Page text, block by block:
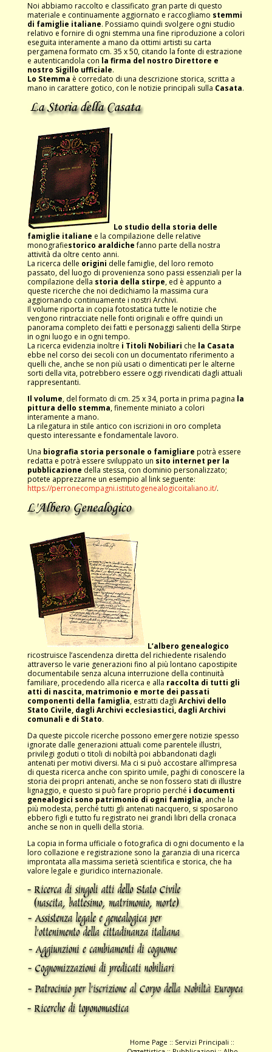
Noi abbiamo raccolto e classificato gran parte di questo
materiale e continuamente aggiornato e raccogliamo stemmi
di famiglie italiane. Possiamo quindi svolgere ogni studio
relativo e fornire di ogni stemma una fine riproduzione a colori
eseguita interamente a mano da ottimi artisti su carta
pergamena formato cm. 35 x 50, citando la fonte di estrazione
e autenticandola con la firma del nostro Direttore e
nostro Sigillo ufficiale.
Lo Stemma è corredato di una descrizione storica, scritta a
mano in carattere gotico, con le notizie principali sulla Casata.
Lo studio della storia delle
famiglie italiane e la compilazione delle relative
monografiestorico araldichefanno parte della nostra
attività da oltre cento anni.
La ricerca delle origini delle famiglie, del loro remoto
passato, del luogo di provenienza sono passi essenziali per la
compilazione della storia della stirpe, ed è appunto a
queste ricerche che noi dedichiamo la massima cura
aggiornando continuamente i nostri Archivi.
Il volume riporta in copia fotostatica tutte le notizie che
vengono rintracciate nelle fonti originali e offre quindi un
panorama completo dei fatti e personaggi salienti della Stirpe
in ogni luogo e in ogni tempo.
La ricerca evidenzia inoltre i Titoli Nobiliari che la Casata
ebbe nel corso dei secoli con un documentato riferimento a
quelli che, anche se non più usati o dimenticati per le alterne
sorti della vita, potrebbero essere oggi rivendicati dagli attuali
rappresentanti.
Il volume, del formato di cm. 25 x 34, porta in prima pagina la
pittura dello stemma, finemente miniato a colori
interamente a mano.
La rilegatura in stile antico con iscrizioni in oro completa
questo interessante e fondamentale lavoro.
Una biografia storia personale o famigliare potrà essere
redatta e potrà essere sviluppato un sito internet per la
pubblicazione della stessa, con dominio personalizzato;
potete apprezzarne un esempio al link seguente:
https://perronecompagni.istitutogenealogicoitaliano.it/.
L’albero genealogico
ricostruisce l’ascendenza diretta del richiedente risalendo
attraverso le varie generazioni fino al più lontano capostipite
documentabile senza alcuna interruzione della continuità
familiare, procedendo alla ricerca e alla raccolta di tutti gli
atti di nascita, matrimonio e morte dei passati
componenti della famiglia, estratti dagli Archivi dello
Stato Civile, dagli Archivi ecclesiastici, dagli Archivi
comunali e di Stato.
Da queste piccole ricerche possono emergere notizie spesso
ignorate dalle generazioni attuali come parentele illustri,
privilegi goduti o titoli di nobiltà poi abbandonati dagli
antenati per motivi diversi. Ma ci si può accostare all’impresa
di questa ricerca anche con spirito umile, paghi di conoscere la
storia dei propri antenati, anche se non fossero stati di illustre
lignaggio, e questo si può fare proprio perché i documenti
genealogici sono patrimonio di ogni famiglia, anche la
più modesta, perché tutti gli antenati nacquero, si sposarono
ebbero figli e tutto fu registrato nei grandi libri della cronaca
anche se non in quelli della storia.
La copia in forma ufficiale o fotografica di ogni documento e la
loro collazione e registrazione sono la garanzia di una ricerca
improntata alla massima serietà scientifica e storica, che ha
valore legale e giuridico internazionale.
Home Page :: Servizi Principali ::